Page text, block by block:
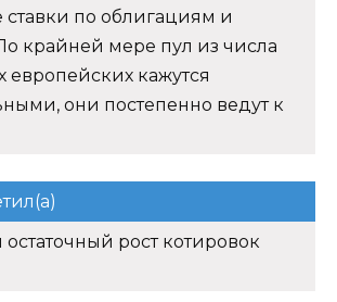
по облигациям и
крайней мере пул из числа
европейских кажутся
они постепенно ведут к
рост котировок